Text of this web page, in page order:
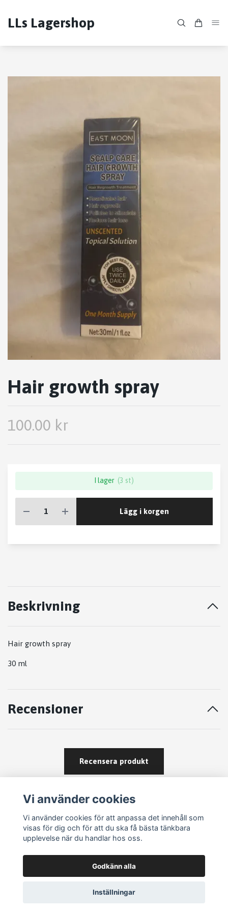
LLs Lagershop
Hair growth spray
100.00 kr
I lager (3 st)
Lägg i korgen
Beskrivning
Hair growth spray
30 ml
Recensioner
Recensera produkt
Om köp och returer
Vi använder cookies
Vi använder cookies för att anpassa det innehåll som
visas för dig och för att du ska få bästa tänkbara
upplevelse när du handlar hos oss.
Godkänn alla
Inställningar